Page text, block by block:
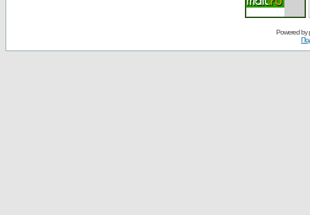
Powered by